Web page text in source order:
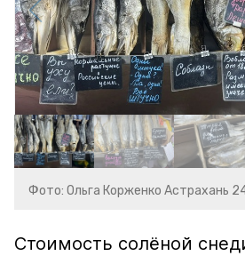
Фото: Ольга Корженко Астрахань
Стоимость солёной